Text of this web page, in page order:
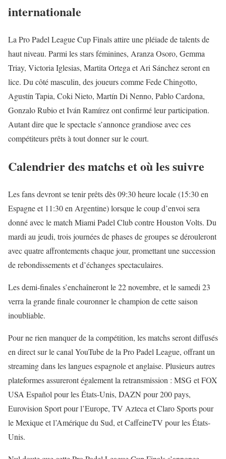
internationale
La Pro Padel League Cup Finals attire une pléiade de talents de
haut niveau. Parmi les stars féminines, Aranza Osoro, Gemma
Triay, Victoria Iglesias, Martita Ortega et Ari Sánchez seront en
lice. Du côté masculin, des joueurs comme Fede Chingotto,
Agustín Tapia, Coki Nieto, Martín Di Nenno, Pablo Cardona,
Gonzalo Rubio et Iván Ramírez ont confirmé leur participation.
Autant dire que le spectacle s’annonce grandiose avec ces
compétiteurs prêts à tout donner sur le court.
Calendrier des matchs et où les suivre
Les fans devront se tenir prêts dès 09:30 heure locale (15:30 en
Espagne et 11:30 en Argentine) lorsque le coup d’envoi sera
donné avec le match Miami Padel Club contre Houston Volts. Du
mardi au jeudi, trois journées de phases de groupes se dérouleront
avec quatre affrontements chaque jour, promettant une succession
de rebondissements et d’échanges spectaculaires.
Les demi-finales s’enchaîneront le 22 novembre, et le samedi 23
verra la grande finale couronner le champion de cette saison
inoubliable.
Pour ne rien manquer de la compétition, les matchs seront diffusés
en direct sur le canal YouTube de la Pro Padel League, offrant un
streaming dans les langues espagnole et anglaise. Plusieurs autres
plateformes assureront également la retransmission : MSG et FOX
USA Español pour les États-Unis, DAZN pour 200 pays,
Eurovision Sport pour l’Europe, TV Azteca et Claro Sports pour
le Mexique et l’Amérique du Sud, et CaffeineTV pour les États-
Unis.